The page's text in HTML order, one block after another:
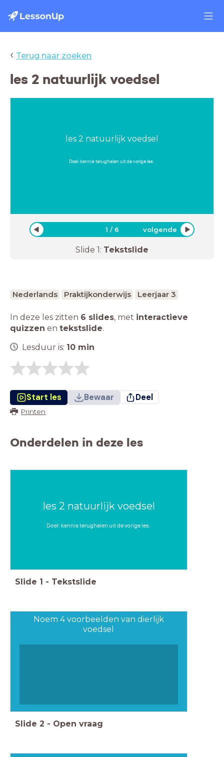
‹ Terug naar zoeken
les 2 natuurlijk voedsel
les 2 natuurlijk voedsel
Doel: kennis terughalen uit de vorige les.
1 / 6 volgende
Slide 1: Tekstslide
Nederlands Praktijkonderwijs Leerjaar 3
In deze les zitten 6 slides, met interactieve
quizzen en tekstslide.
Lesduur is: 10 min
Start les Bewaar Deel
Printen
Onderdelen in deze les
les 2 natuurlijk voedsel
Doel: kennis terughalen uit de vorige les.
Slide 1 - Tekstslide
Noem 4 voorbeelden van dierlijk
voedsel
Slide 2 - Open vraag